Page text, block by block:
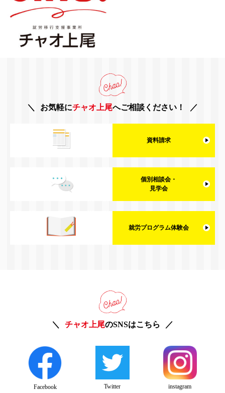
お気軽にチャオ上尾へご相談ください！
資料請求
個別相談会・
見学会
就労プログラム体験会
チャオ上尾のSNSはこちら
Facebook Twitter instagram